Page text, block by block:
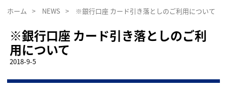
ホーム > NEWS > ※銀行口座 カード引き落としのご利用について
※銀行口座 カード引き落としのご利
用について
2018-9-5